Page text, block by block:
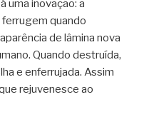
uma inovação: a
quando
de lâmina nova
Quando destruída,
e enferrujada. Assim
rejuvenesce ao